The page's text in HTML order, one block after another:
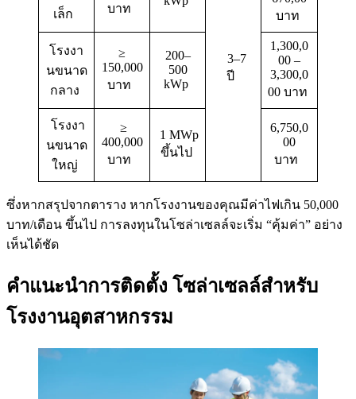
เล็ก
บาท
3–7
ปี
บาท
โรงงา
นขนาด
กลาง
≥
150,000
บาท
200–
500
kWp
1,300,0
00 –
3,300,0
00 บาท
โรงงา
นขนาด
ใหญ่
≥
400,000
บาท
1 MWp
ขึ้นไป
6,750,0
00
บาท
ซึ่งหากสรุปจากตาราง หากโรงงานของคุณมีค่าไฟเกิน 50,000
บาท/เดือน ขึ้นไป การลงทุนในโซล่าเซลล์จะเริ่ม “คุ้มค่า” อย่าง
เห็นได้ชัด
คำแนะนำการติดตั้ง โซล่าเซลล์สำหรับ
โรงงานอุตสาหกรรม